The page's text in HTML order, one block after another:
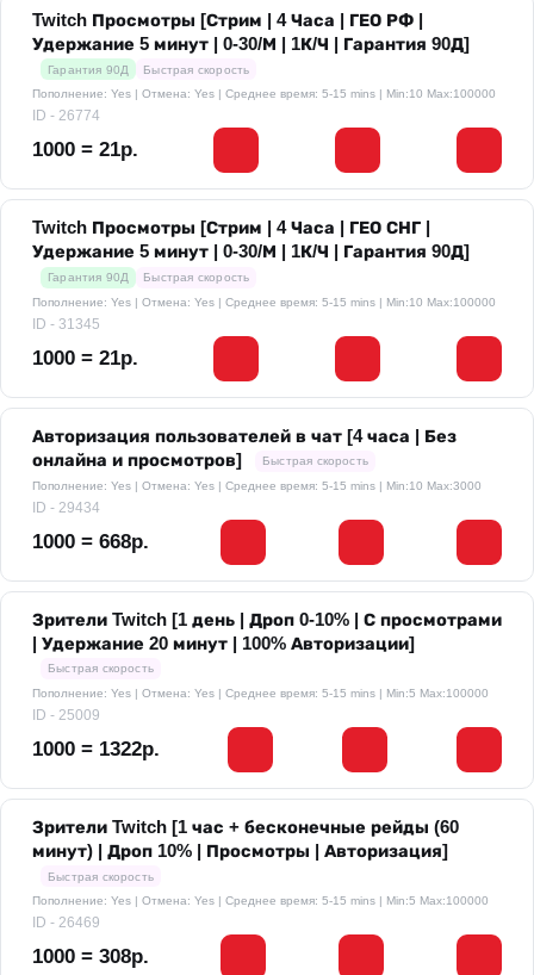
Twitch Просмотры [Стрим | 4 Часа | ГЕО РФ |
Удержание 5 минут | 0-30/М | 1К/Ч | Гарантия 90Д]
Гарантия 90Д
Быстрая скорость
Пополнение: Yes | Отмена: Yes | Среднее время: 5-15 mins
| Min:10 Max:100000
ID - 26774
1000 = 21р.
Twitch Просмотры [Стрим | 4 Часа | ГЕО СНГ |
Удержание 5 минут | 0-30/М | 1К/Ч | Гарантия 90Д]
Гарантия 90Д
Быстрая скорость
Пополнение: Yes | Отмена: Yes | Среднее время: 5-15 mins | Min:10 Max:100000
ID - 31345
1000 = 21р.
Авторизация пользователей в чат [4 часа | Без
онлайна и просмотров]
Быстрая скорость
Пополнение: Yes | Отмена: Yes | Среднее время: 5-15 mins | Min:10 Max:3000
ID - 29434
1000 = 668р.
Зрители Twitch [1 день | Дроп 0-10% | С просмотрами
| Удержание 20 минут | 100% Авторизации]
Быстрая скорость
Пополнение: Yes | Отмена: Yes | Среднее время: 5-15 mins | Min:5 Max:100000
ID - 25009
1000 = 1322р.
Зрители Twitch [1 час + бесконечные рейды (60
минут) | Дроп 10% | Просмотры | Авторизация]
Быстрая скорость
Пополнение: Yes | Отмена: Yes | Среднее время: 5-15 mins | Min:5 Max:100000
ID - 26469
1000 = 308р.